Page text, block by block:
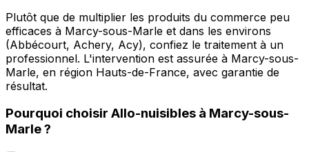
Plutôt que de multiplier les produits du commerce peu
efficaces à Marcy-sous-Marle et dans les environs
(Abbécourt, Achery, Acy), confiez le traitement à un
professionnel. L'intervention est assurée à Marcy-sous-
Marle, en région Hauts-de-France, avec garantie de
résultat.
Pourquoi choisir Allo-nuisibles à Marcy-sous-
Marle?